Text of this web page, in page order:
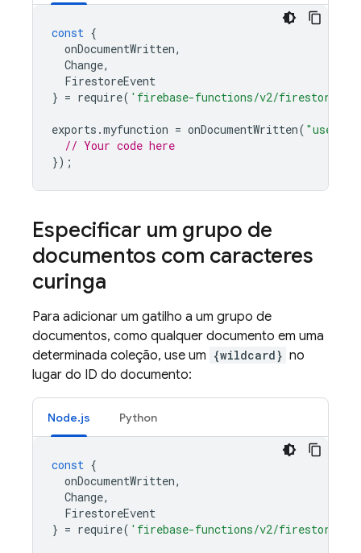
const {
onDocumentWritten,
Change,
FirestoreEvent
} = require( 'firebase-functions/v2/firestore'
exports .myfunction = onDocumentWritten( "users/
// Your code here
});
Especificar um grupo de
documentos com caracteres
curinga
Para adicionar um gatilho a um grupo de
documentos, como qualquer documento em uma
determinada coleção, use um {wildcard} no
lugar do ID do documento:
Node.js Python
const {
onDocumentWritten,
Change,
FirestoreEvent
} = require( 'firebase-functions/v2/firestore'